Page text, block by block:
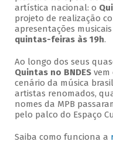
artística nacional: o
projeto de realização
apresentações
quintas-feiras às 19h.
Ao longo dos seus
Quintas no BNDESvem
cenário da música
artistas renomados,
nomes da MPB
pelo palco do Espaço
Saiba como funciona a